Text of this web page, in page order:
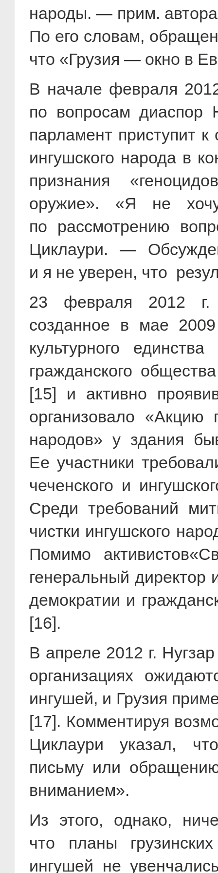
народы. — прим.
По его словам,
что «Грузия — окно в
В начале февраля
по вопросам диаспор
парламент приступит
ингушского народа в
признания
оружие». «Я не
по рассмотрению
Циклаури. —
и я не уверен, что
23 февраля 2012 г.
созданное в мае
культурного
гражданского
[15] и активно
организовало «Акцию
народов» у здания
Ее участники
чеченского и
Среди требований
чистки ингушского
Помимо
генеральный директор
демократии и
[16].
В апреле 2012 г.
организациях
ингушей, и Грузия
[17]. Комментируя
Циклаури указал,
письму или
вниманием».
Из этого, однако,
что планы
ингушей не